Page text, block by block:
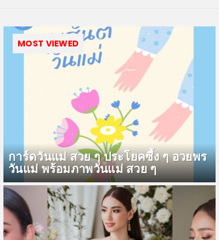
MOST VIEWED
การ์ดวันแม่ สวย ๆ ประโยคซึ้ง ๆ อวยพร
วันแม่ พร้อมภาพวันแม่ สวย ๆ